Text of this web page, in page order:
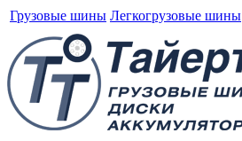
Грузовые шины Легкогрузовые шины